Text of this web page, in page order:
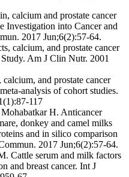
calcium and prostate cancer
Investigation into Cancer and
2017 Jun;6(2):57-64.
calcium, and prostate cancer
Am J Clin Nutr. 2001
and prostate cancer
analysis of cohort studies.
117
H. Anticancer
donkey and camel milks
and in silico comparison
2017 Jun;6(2):57-64.
Cattle serum and milk factors
and breast cancer. Int J